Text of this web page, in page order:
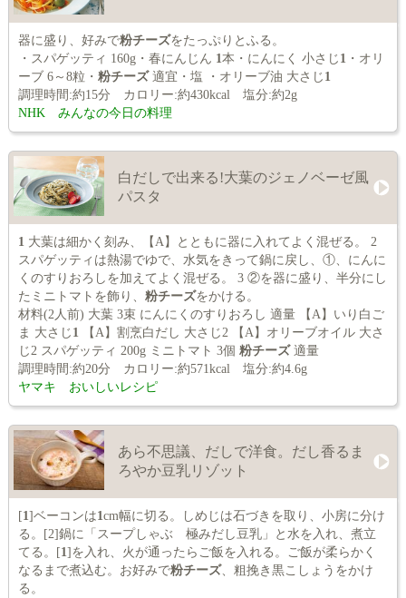
器に盛り、好みで粉チーズをたっぷりとふる。
・スパゲッティ 160g・春にんじん 1 本・にんにく 小さじ 1
・オリ
ーブ 6～8粒・ 粉チーズ適宜・塩 ・オリーブ油 大さじ 1
調理時間:約15分 カロリー:約430kcal 塩分:約2g
NHK みんなの今日の料理
白だしで出来る!大葉のジェノベーゼ風
パスタ
1 大葉は細かく刻み、【A】とともに器に入れてよく混ぜる。 2
スパゲッティは熱湯でゆで、水気をきって鍋に戻し、①、にんに
くのすりおろしを加えてよく混ぜる。 3 ②を器に盛り、半分にし
たミニトマトを飾り、 粉チーズをかける。
材料(2人前) 大葉 3束 にんにくのすりおろし 適量 【A】いり白ご
ま 大さじ 1
【A】割烹白だし 大さじ2 【A】オリーブオイル 大さ
じ2 スパゲッティ 200g ミニトマト 3個 粉チーズ適量
調理時間:約20分 カロリー:約571kcal 塩分:約4.6g
ヤマキ おいしいレシピ
あら不思議、だしで洋食。だし香るま
ろやか豆乳リゾット
[1 ]ベーコンは1 cm幅に切る。しめじは石づきを取り、小房に分け
る。[2]鍋に「スープしゃぶ 極みだし豆乳」と水を入れ、煮立
てる。[1 ]を入れ、火が通ったらご飯を入れる。ご飯が柔らかく
なるまで煮込む。お好みで粉チーズ、粗挽き黒こしょうをかけ
る。